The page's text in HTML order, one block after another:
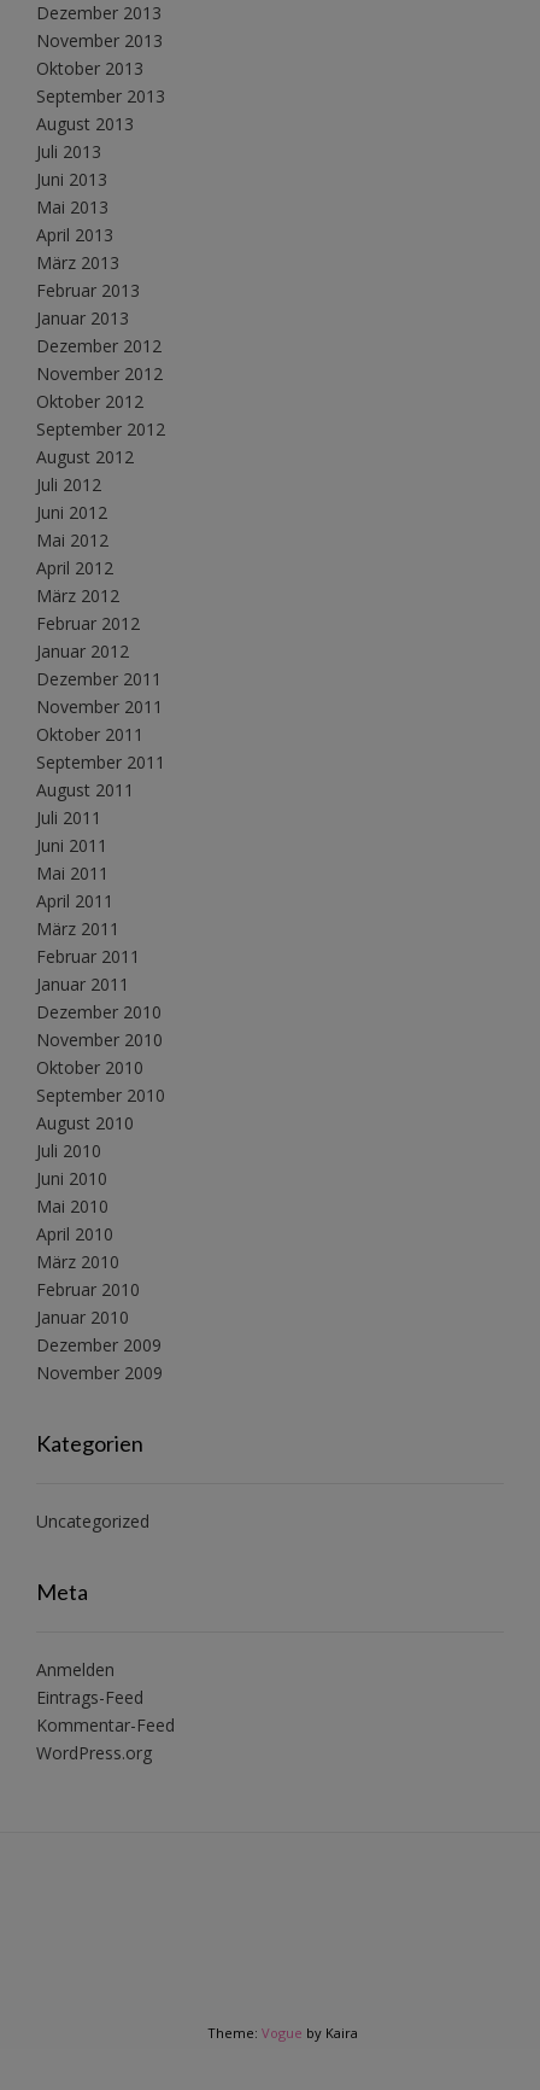
Dezember 2013
November 2013
Oktober 2013
September 2013
August 2013
Juli 2013
Juni 2013
Mai 2013
April 2013
März 2013
Februar 2013
Januar 2013
Dezember 2012
November 2012
Oktober 2012
September 2012
August 2012
Juli 2012
Juni 2012
Mai 2012
April 2012
März 2012
Februar 2012
Januar 2012
Dezember 2011
November 2011
Oktober 2011
September 2011
August 2011
Juli 2011
Juni 2011
Mai 2011
April 2011
März 2011
Februar 2011
Januar 2011
Dezember 2010
November 2010
Oktober 2010
September 2010
August 2010
Juli 2010
Juni 2010
Mai 2010
April 2010
März 2010
Februar 2010
Januar 2010
Dezember 2009
November 2009
Kategorien
Uncategorized
Meta
Anmelden
Eintrags-Feed
Kommentar-Feed
WordPress.org
Theme: Vogue by Kaira